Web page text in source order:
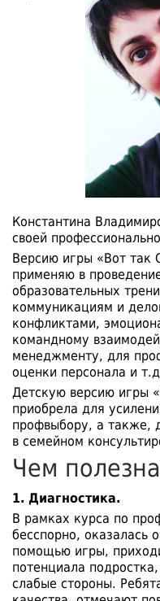
Константина
своей
Версию игры «Вот так
применяю в
образовательных
коммуникациям и
конфликтами,
командному
менеджменту, для
оценки персонала и
Детскую версию игры
приобрела для
профвыбору, а также,
в семейном
Чем
1. Диагностика.
В рамках курса по
бесспорно, оказалась
помощью игры,
потенциала
слабые стороны.